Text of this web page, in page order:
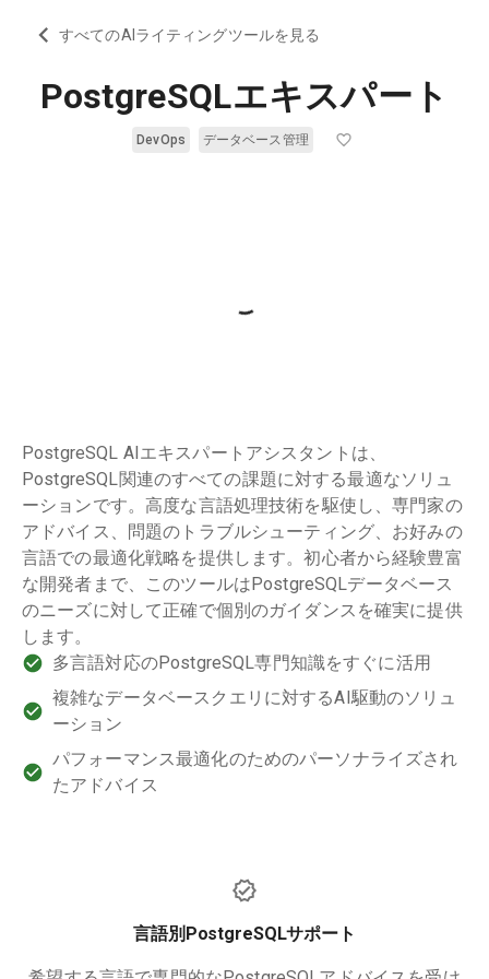
すべてのAIライティングツールを見る
PostgreSQLエキスパート
DevOps データベース管理
PostgreSQL AIエキスパートアシスタントは、
PostgreSQL関連のすべての課題に対する最適なソリュ
ーションです。高度な言語処理技術を駆使し、専門家の
アドバイス、問題のトラブルシューティング、お好みの
言語での最適化戦略を提供します。初心者から経験豊富
な開発者まで、このツールはPostgreSQLデータベース
のニーズに対して正確で個別のガイダンスを確実に提供
します。
多言語対応のPostgreSQL専門知識をすぐに活用
複雑なデータベースクエリに対するAI駆動のソリュ
ーション
パフォーマンス最適化のためのパーソナライズされ
たアドバイス
言語別PostgreSQLサポート